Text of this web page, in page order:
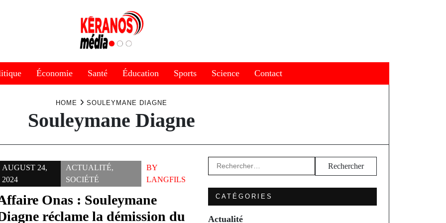
Économie Santé Éducation Sports Science Contact
HOME SOULEYMANE DIAGNE
Souleymane Diagne
AUGUST 24,
2024
ACTUALITÉ,
SOCIÉTÉ
BY
LANGFILS
Onas : Souleymane
réclame la démission du
Rechercher :
CATÉGORIES
Actualité